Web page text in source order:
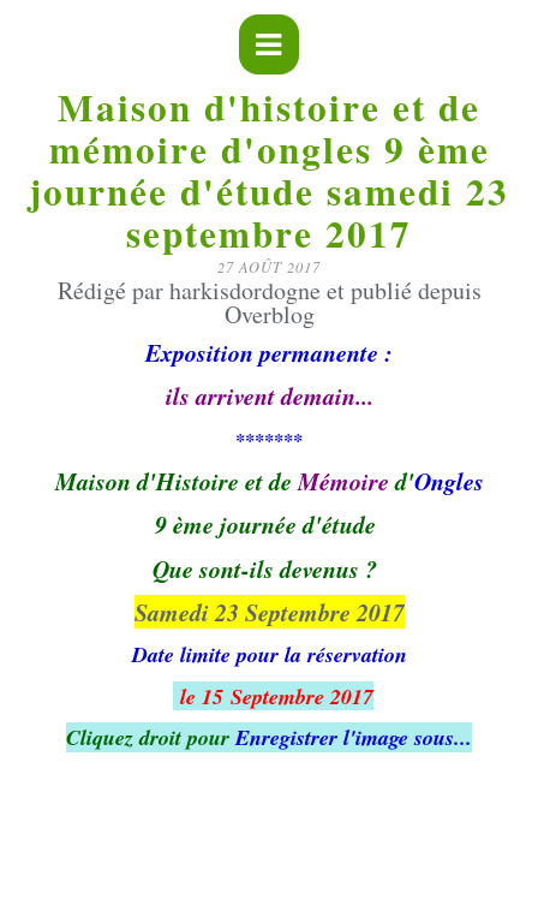
Maison d'histoire et de
mémoire d'ongles 9 ème
journée d'étude samedi 23
septembre 2017
27 AOÛT 2017
Rédigé par harkisdordogne et publié depuis
Overblog
Exposition permanente :
ils arrivent demain...
*******
Maison d'Histoire et deMémoired'Ongles
9 ème journée d'étude
Que sont-ils devenus ?
Samedi 23 Septembre 2017
Date limite pour la réservation
le 15 Septembre 2017
Cliquez droit pourEnregistrer l'image sous...